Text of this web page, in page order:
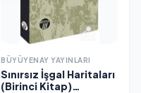
BÜYÜYENAY YAYINLARI
Sınırsız İşgal Haritaları
(Birinci Kitap)